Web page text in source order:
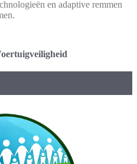
en adaptive remmen